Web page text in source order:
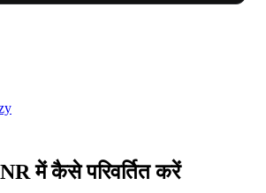
में कैसे परिवर्तित करें